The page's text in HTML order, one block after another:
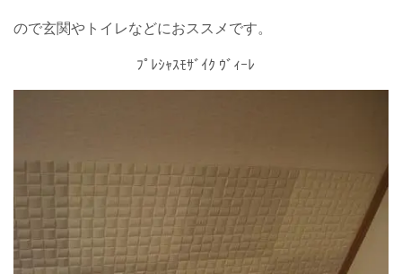
ので玄関やトイレなどにおススメです。
ﾌﾟﾚｼｬｽﾓｻﾞｲｸ ｳﾞｨｰﾚ